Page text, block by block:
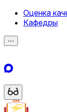
Оценка
Кафедры
⋯